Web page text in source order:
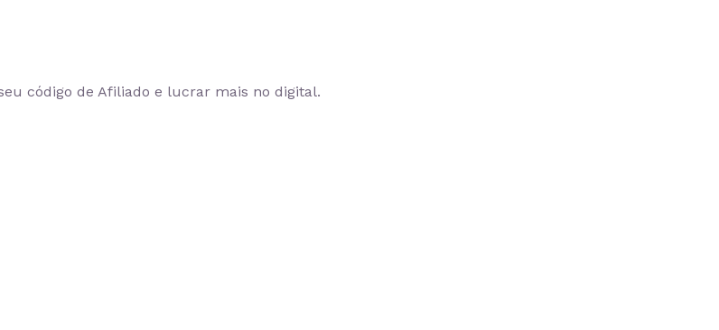
código de Afiliado e lucrar mais no digital.